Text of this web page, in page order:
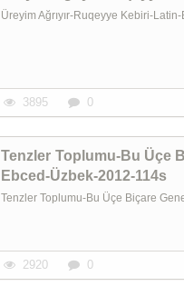
Üreyim Ağrıyır-Ruqeyye Kebiri-
3895 0
Tenzler Toplumu-Bu Üçe
Ebced-Üzbek-2012-114s
Tenzler Toplumu-Bu Üçe Biçare
2920 0